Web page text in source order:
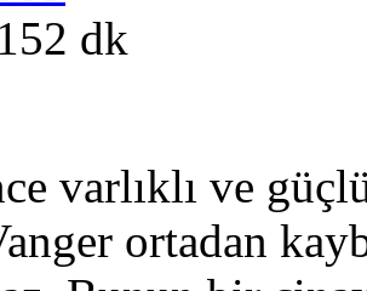
152 dk
varlıklı ve
ortadan